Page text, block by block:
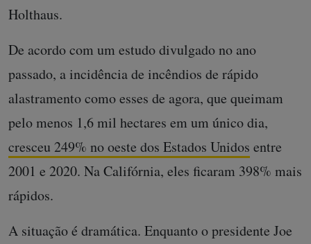
Holthaus.
De acordo com um estudo divulgado no ano
passado, a incidência de incêndios de rápido
alastramento como esses de agora, que queimam
pelo menos 1,6 mil hectares em um único dia,
cresceu 249% no oeste dos Estados Unidos entre
2001 e 2020. Na Califórnia, eles ficaram 398% mais
rápidos.
A situação é dramática. Enquanto o presidente Joe